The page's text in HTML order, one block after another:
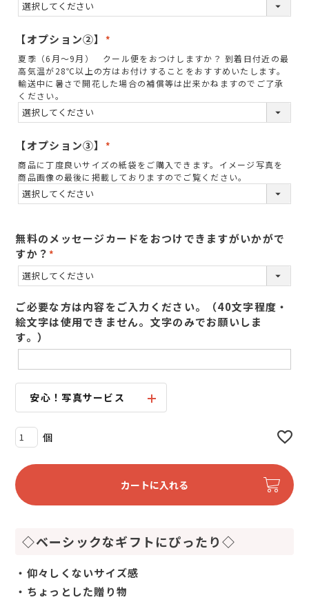
須
【オプション②】
(
必
須
)
夏季（6月～9月） クール便をおつけしますか？ 到着日付近の最
高気温が28℃以上の方はお付けすることをおすすめいたします。
輸送中に暑さで開花した場合の補償等は出来かねますのでご了承
ください。
【オプション③】
(
必
)
商品に丁度良いサイズの紙袋をご購入できます。イメージ写真を
商品画像の最後に掲載しておりますのでご覧ください。
無料のメッセージカードをおつけできますがいかがで
すか？
(
必
)
ご必要な方は内容をご入力ください。（40文字程度・
絵文字は使用できません。文字のみでお願いしま
す。）
安心！写真サービス
カートに入れる
◇ベーシックなギフトにぴったり◇
・仰々しくないサイズ感
・ちょっとした贈り物